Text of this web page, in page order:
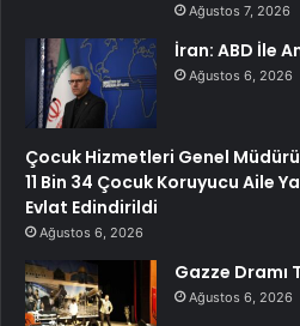
Ağustos 7, 2026
İran: ABD İle
Ağustos 6, 2026
Çocuk Hizmetleri Genel Müdürü
11 Bin 34 Çocuk Koruyucu Aile
Evlat Edindirildi
Ağustos 6, 2026
Gazze Dramı
Ağustos 6, 2026